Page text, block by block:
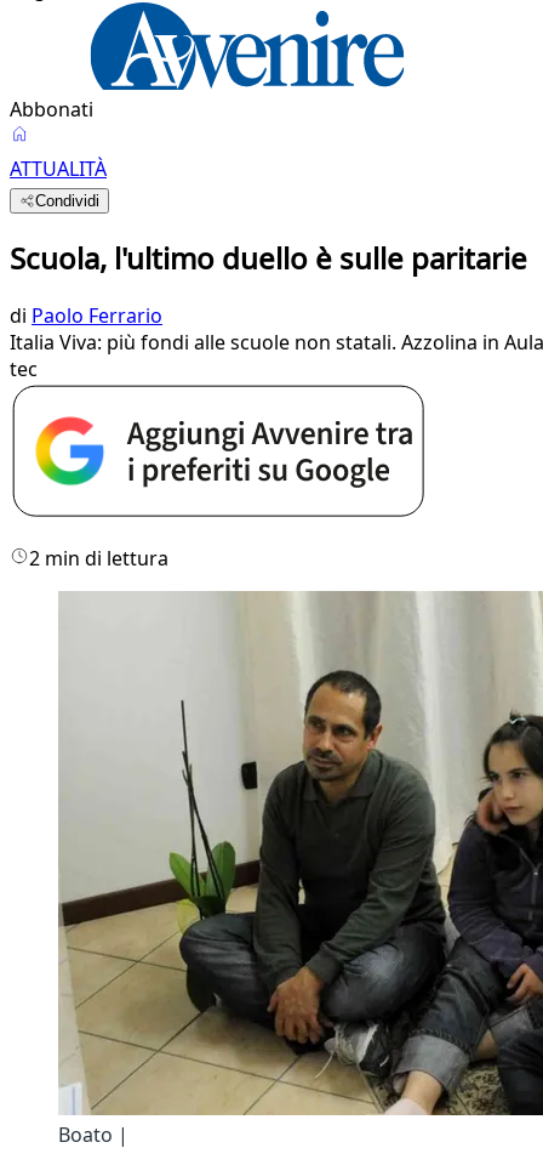
Abbonati
ATTUALITÀ
Condividi
Scuola, l'ultimo duello è sulle paritarie
di Paolo Ferrario
Italia Viva: più fondi alle scuole non statali. Azzolina in
tec
2 min di lettura
Boato |